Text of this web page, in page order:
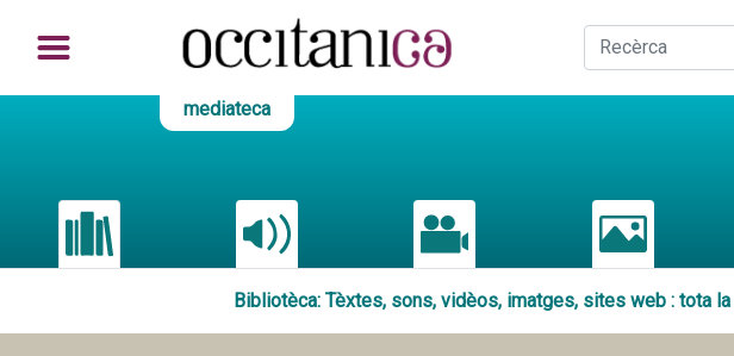
mediateca
Bibliotèca: Tèxtes, sons, vidèos, imatges, sites web : tota